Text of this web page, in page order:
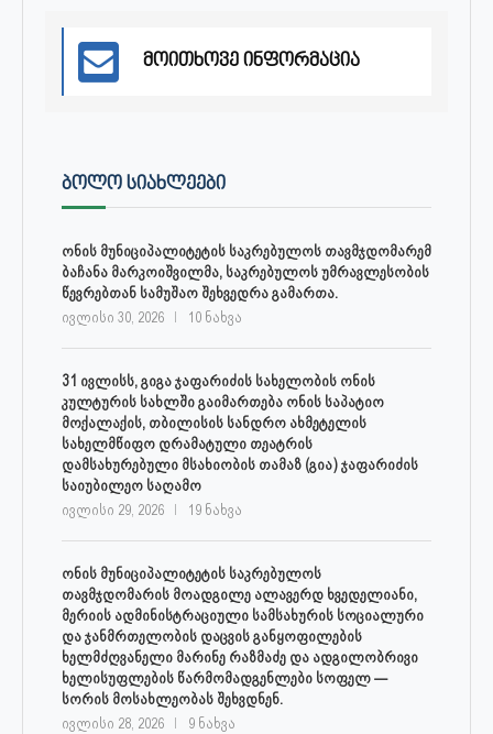
მოითხოვე ინფორმაცია
ᲑᲝᲚᲝ ᲡᲘᲐᲮᲚᲔᲔᲑᲘ
ონის მუნიციპალიტეტის საკრებულოს თავმჯდომარემ
ბაჩანა მარკოიშვილმა, საკრებულოს უმრავლესობის
წევრებთან სამუშაო შეხვედრა გამართა.
ივლისი 30, 2026 10 ნახვა
31 ივლისს, გიგა ჯაფარიძის სახელობის ონის
კულტურის სახლში გაიმართება ონის საპატიო
მოქალაქის, თბილისის სანდრო ახმეტელის
სახელმწიფო დრამატული თეატრის
დამსახურებული მსახიობის თამაზ (გია) ჯაფარიძის
საიუბილეო საღამო
ივლისი 29, 2026 19 ნახვა
ონის მუნიციპალიტეტის საკრებულოს
თავმჯდომარის მოადგილე ალავერდ ხვედელიანი,
მერიის ადმინისტრაციული სამსახურის სოციალური
და ჯანმრთელობის დაცვის განყოფილების
ხელმძღვანელი მარინე რაზმაძე და ადგილობრივი
ხელისუფლების წარმომადგენლები სოფელ —
სორის მოსახლეობას შეხვდნენ.
ივლისი 28, 2026 9 ნახვა